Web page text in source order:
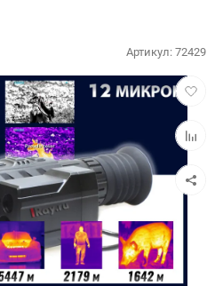
в
к
Артикул:72429